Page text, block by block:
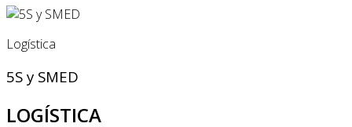
Logística
5S y SMED
LOGÍSTICA